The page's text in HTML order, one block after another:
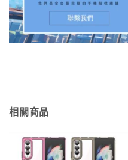
相關商品